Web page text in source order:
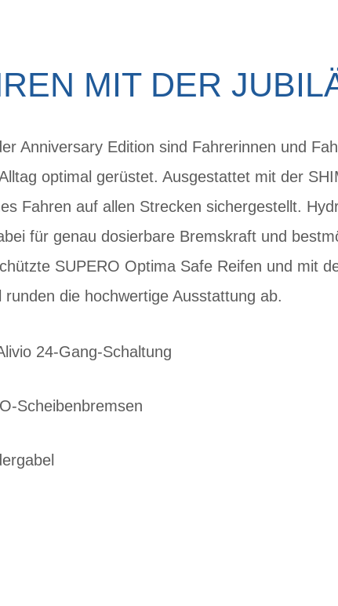
MIT DER
Anniversary Edition sind Fahrerinnen und
optimal gerüstet. Ausgestattet mit der
Fahren auf allen Strecken sichergestellt.
für genau dosierbare Bremskraft und
SUPERO Optima Safe Reifen und mit
die hochwertige Ausstattung ab.
24-Gang-Schaltung
Scheibenbremsen